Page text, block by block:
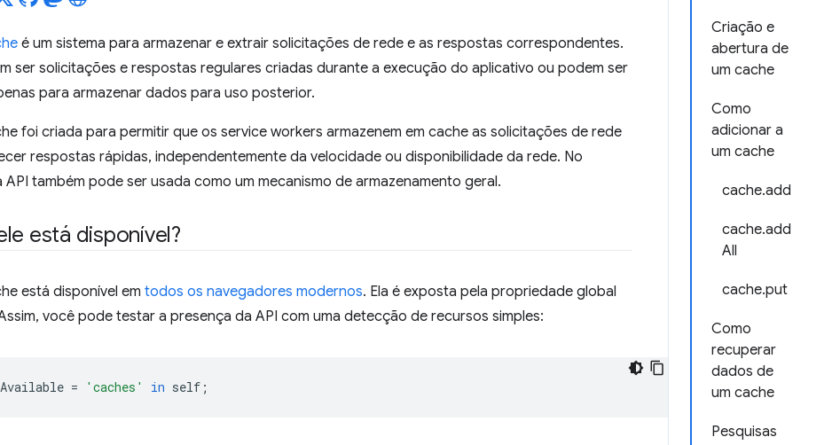
Criação e
abertura de
um cache
Como
adicionar a
um cache
cache.add
cache.add
All
cache.put
Como
recuperar
dados de
um cache
Pesquisas
é um sistema para armazenar e extrair solicitações de rede e as respostas correspondentes.
ser solicitações e respostas regulares criadas durante a execução do aplicativo ou podem ser
para armazenar dados para uso posterior.
foi criada para permitir que os service workers armazenem em cache as solicitações de rede
respostas rápidas, independentemente da velocidade ou disponibilidade da rede. No
API também pode ser usada como um mecanismo de armazenamento geral.
está disponível?
está disponível em todos os navegadores modernos. Ela é exposta pela propriedade global
você pode testar a presença da API com uma detecção de recursos simples:
= 'caches' in self ;